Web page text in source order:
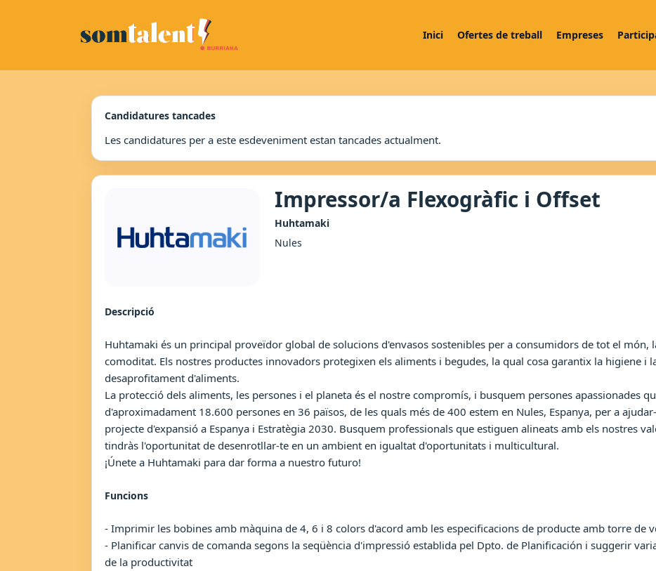
Inici Ofertes de treball Empreses
Candidatures tancades
Les candidatures per a este esdeveniment estan tancades actualment.
Impressor/a Flexogràfic i Offset
Huhtamaki
Nules
Descripció
Huhtamaki és un principal proveïdor global de solucions d'envasos sostenibles per a consumidors de tot el món,
comoditat. Els nostres productes innovadors protegixen els aliments i begudes, la qual cosa garantix la higiene i
desaprofitament d'aliments.
La protecció dels aliments, les persones i el planeta és el nostre compromís, i busquem persones apassionades
d'aproximadament 18.600 persones en 36 països, de les quals més de 400 estem en Nules, Espanya, per a
projecte d'expansió a Espanya i Estratègia 2030. Busquem professionals que estiguen alineats amb els nostres
tindràs l'oportunitat de desenrotllar-te en un ambient en igualtat d'oportunitats i multicultural.
¡Únete a Huhtamaki para dar forma a nuestro futuro!
Funcions
- Imprimir les bobines amb màquina de 4, 6 i 8 colors d'acord amb les especificacions de producte amb torre de
- Planificar canvis de comanda segons la seqüència d'impressió establida pel Dpto. de Planificación i suggerir
de la productivitat